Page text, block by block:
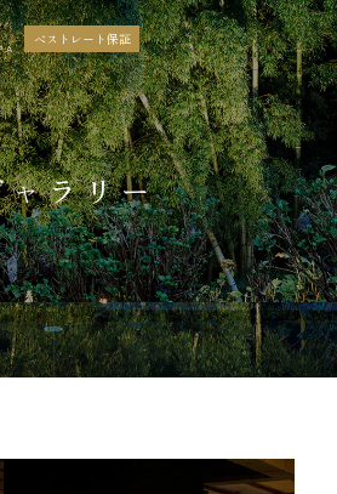
ベストレート保証
お部屋
温泉
周辺案内
よくあるご質問
ャラリー